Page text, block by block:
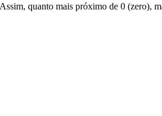
quanto mais próximo de 0 (zero),